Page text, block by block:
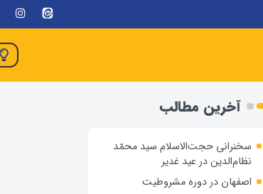
آخرین مطالب
سخنرانی حجت‌الاسلام سید محمّد
نظام‌الدین در عید غدیر
اصفهان در دوره مشروطیت